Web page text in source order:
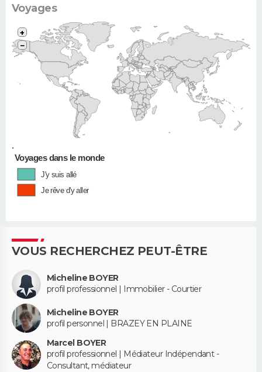
Voyages
•
+
−
Voyages dans le monde
J'y suis allé
Je rêve d'y aller
VOUS RECHERCHEZ PEUT-ÊTRE
Micheline BOYER
profil professionnel | Immobilier - Courtier
Micheline BOYER
profil personnel | BRAZEY EN PLAINE
Marcel BOYER
profil professionnel | Médiateur Indépendant -
Consultant, médiateur